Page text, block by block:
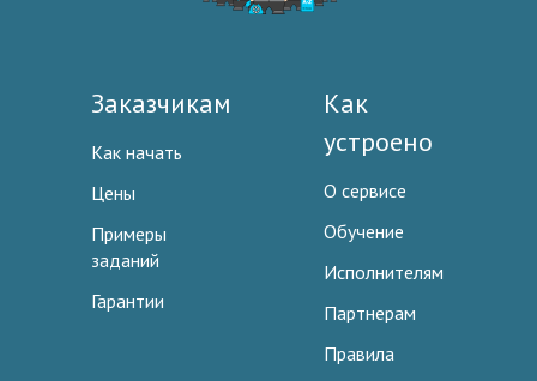
Заказчикам
Как начать
Цены
Примеры
заданий
Гарантии
Как
устроено
О сервисе
Обучение
Исполнителям
Партнерам
Правила